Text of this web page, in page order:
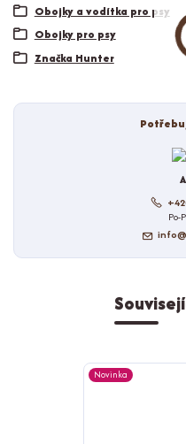
Obojky a vodítka pro psy
Obojky pro psy
Značka Hunter
Po-
Novinka